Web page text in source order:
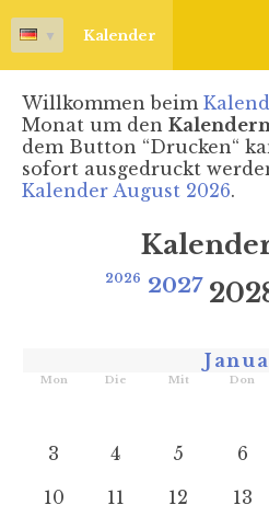
▼ Kalender
Willkommen beim
Monat um den
dem Button “Drucken“
sofort ausgedruckt
Kalender August 2026.
2026 2027
Mon Die Mit Don
3
4 5 6
10
11 12 13